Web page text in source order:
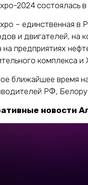
2024 состоялась
– единственная в
и двигателей, на
на предприятиях
комплекса
ближайшее время
РФ,
новости